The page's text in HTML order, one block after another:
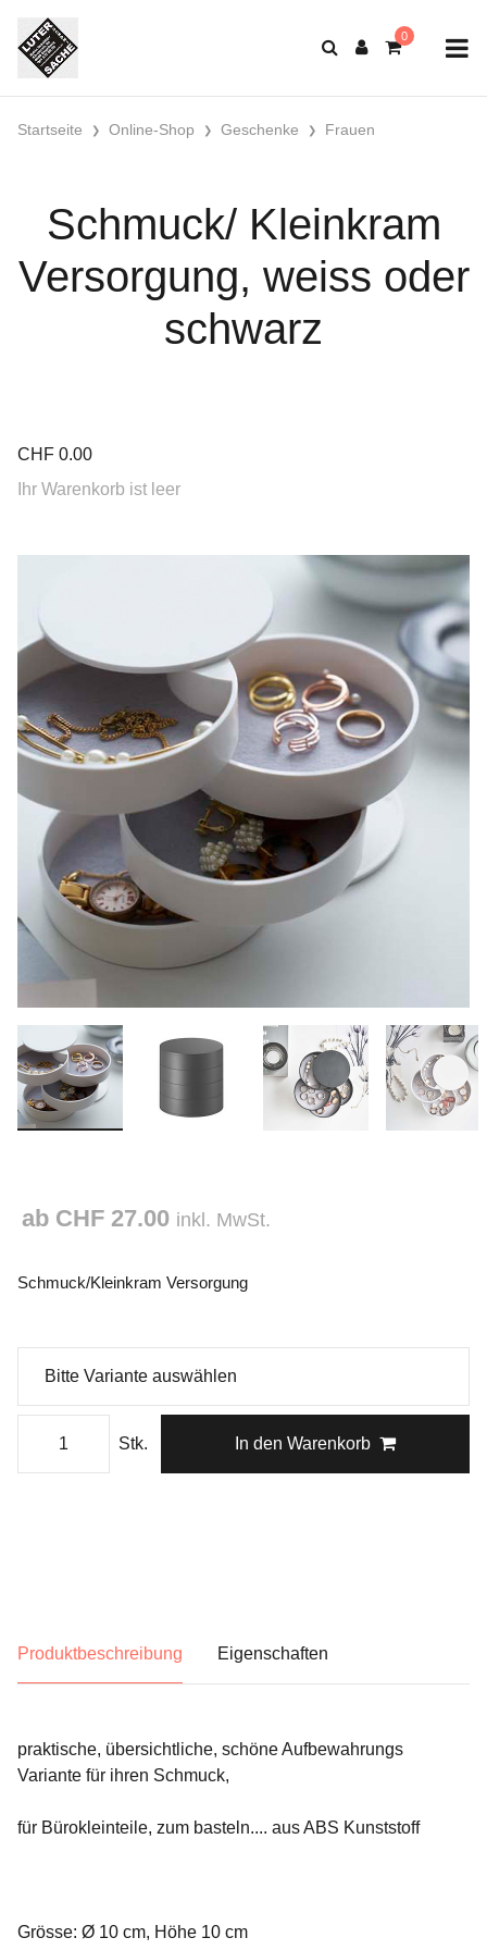
Startseite Online-Shop Geschenke Frauen
Schmuck/ Kleinkram
Versorgung, weiss oder
schwarz
CHF 0.00
Ihr Warenkorb ist leer
ab CHF 27.00 inkl. MwSt.
Schmuck/Kleinkram Versorgung
Stk. In den Warenkorb
Produktbeschreibung Eigenschaften
praktische, übersichtliche, schöne Aufbewahrungs
Variante für ihren Schmuck,
für Bürokleinteile, zum basteln.... aus ABS Kunststoff
Grösse: Ø 10 cm, Höhe 10 cm